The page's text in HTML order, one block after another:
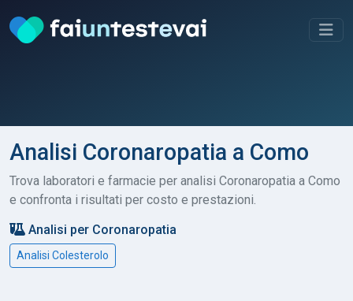
Analisi Coronaropatia a Como
Trova laboratori e farmacie per analisi Coronaropatia a Como
e confronta i risultati per costo e prestazioni.
Analisi per Coronaropatia
Analisi Colesterolo